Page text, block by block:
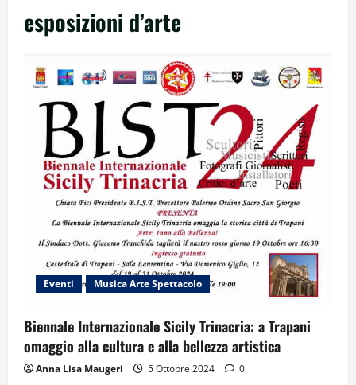
esposizioni d’arte
Eventi Musica Arte Spettacolo
Biennale Internazionale Sicily Trinacria: a Trapani
omaggio alla cultura e alla bellezza artistica
Anna Lisa Maugeri 5 Ottobre 2024 0